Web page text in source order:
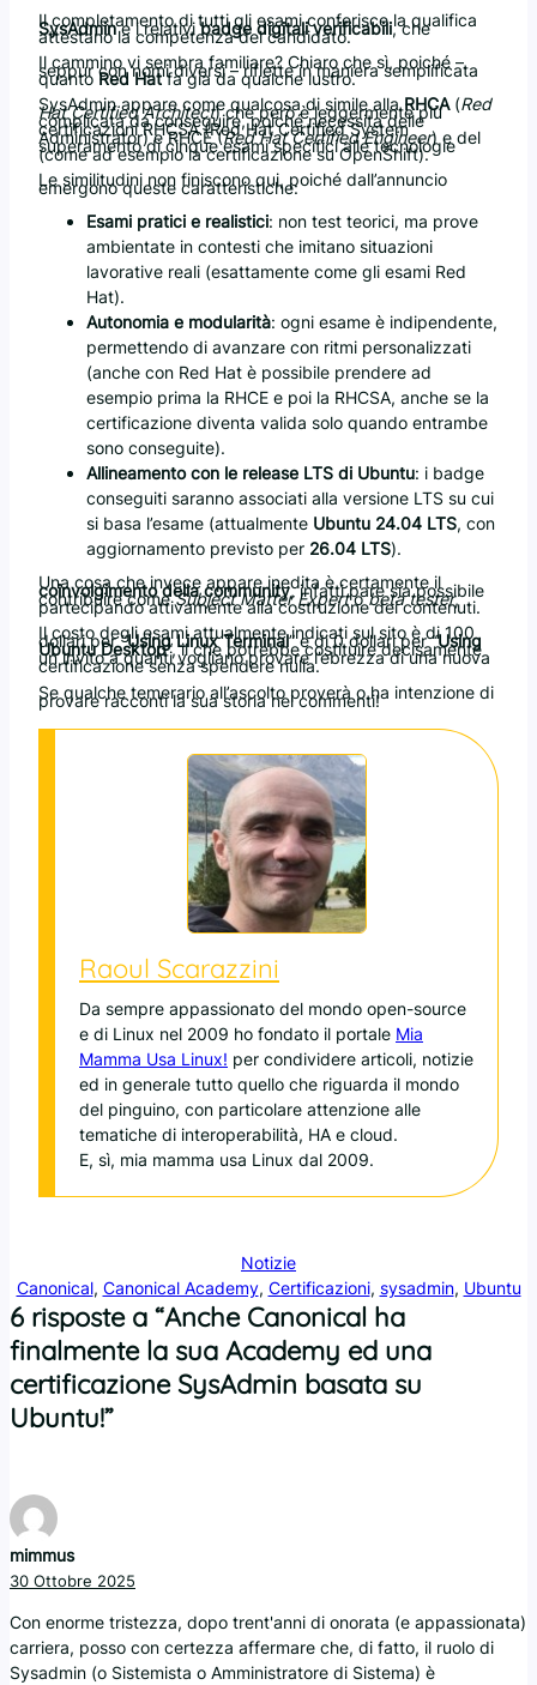
Il completamento di tutti gli esami conferisce la qualifica
SysAdmine i relativibadge digitali verificabili, che
attestano la competenza del candidato.
Il cammino vi sembra familiare? Chiaro che sì, poiché –
seppur con nomi diversi – riflette in maniera semplificata
quanto Red Hatfa già da qualche lustro.
SysAdmin appare come qualcosa di simile allaRHCA(Red
Hat Certified Architect) che però è leggermente più
complicata da conseguire, poiché necessita delle
certificazioni RHCSA (Red Hat Certified System
Administrator) e RHCE (Red Hat Certified Engineer) e del
superamento di cinque esami specifici alle tecnologie
(come ad esempio la certificazione su OpenShift).
Le similitudini non finiscono qui, poiché dall’annuncio
emergono queste caratteristiche:
Esami pratici e realistici: non test teorici, ma prove
ambientate in contesti che imitano situazioni
lavorative reali (esattamente come gli esami Red
Hat).
Autonomia e modularità: ogni esame è indipendente,
permettendo di avanzare con ritmi personalizzati
(anche con Red Hat è possibile prendere ad
esempio prima la RHCE e poi la RHCSA, anche se la
certificazione diventa valida solo quando entrambe
sono conseguite).
Allineamento con le release LTS di Ubuntu: i badge
conseguiti saranno associati alla versione LTS su cui
si basa l’esame (attualmente Ubuntu 24.04 LTS, con
aggiornamento previsto per 26.04 LTS).
Una cosa che invece appare inedita è certamente il
coinvolgimento della community, infatti pare sia possibile
contribuire comeSubject Matter Expertobeta tester,
partecipando attivamente alla costruzione dei contenuti.
Il costo degli esami attualmente indicati sul sito è di 100
dollari per “Using Linux Terminal” e di 0 dollari per “Using
Ubuntu Desktop“, il che potrebbe costituire decisamente
un invito a quanti vogliano provare l’ebrezza di una nuova
certificazione senza spendere nulla.
Se qualche temerario all’ascolto proverà o ha intenzione di
provare racconti la sua storia nei commenti!
Raoul Scarazzini
Da sempre appassionato del mondo open-source
e di Linux nel 2009 ho fondato il portale Mia
Mamma Usa Linux! per condividere articoli, notizie
ed in generale tutto quello che riguarda il mondo
del pinguino, con particolare attenzione alle
tematiche di interoperabilità, HA e cloud.
E, sì, mia mamma usa Linux dal 2009.
Notizie
Canonical, Canonical Academy, Certificazioni, sysadmin, Ubuntu
6 risposte a “Anche Canonical ha
finalmente la sua Academy ed una
certificazione SysAdmin basata su
Ubuntu!”
mimmus
30 Ottobre 2025
Con enorme tristezza, dopo trent'anni di onorata (e appassionata)
carriera, posso con certezza affermare che, di fatto, il ruolo di
Sysadmin (o Sistemista o Amministratore di Sistema) è